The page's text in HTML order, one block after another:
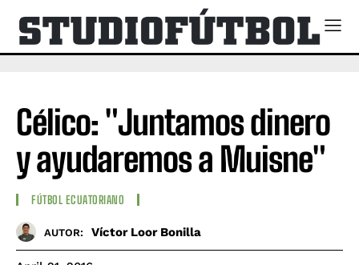
Célico: "Juntamos dinero
y ayudaremos a Muisne"
FÚTBOL ECUATORIANO
AUTOR: Víctor Loor Bonilla